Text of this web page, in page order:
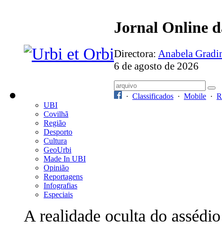
Jornal Online
Directora: Anabela
6 de agosto de 2026
· Classificados · Mobile ·
UBI
Covilhã
Região
Desporto
Cultura
GeoUrbi
Made In UBI
Opinião
Reportagens
Infografias
Especiais
A realidade oculta do assédio